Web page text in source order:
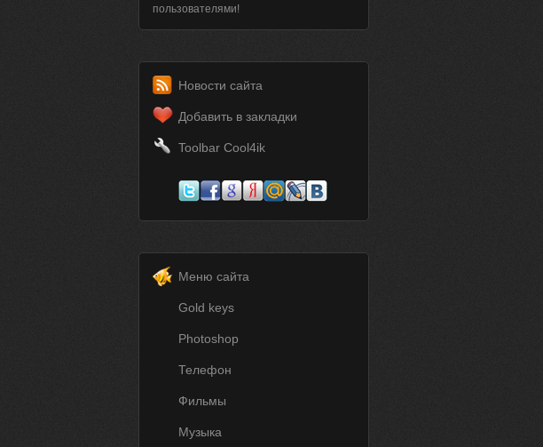
пользователями!
Новости сайта
Добавить в закладки
Toolbar Cool4ik
Меню сайта
Gold keys
Photoshop
Телефон
Фильмы
Музыка